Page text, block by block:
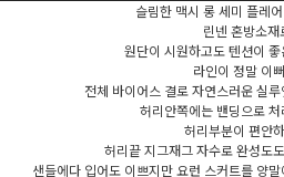
슬림한 맥시 롱 세미 플레
린넨 혼방소재
원단이 시원하고도 텐션이
라인이 정말 이
전체 바이어스 결로 자연스러운 실
허리안쪽에는 밴딩으로
허리부분이 편안
허리끝 지그재그 자수로 완성도
샌들에다 입어도 이쁘지만 요런 스커트를 양